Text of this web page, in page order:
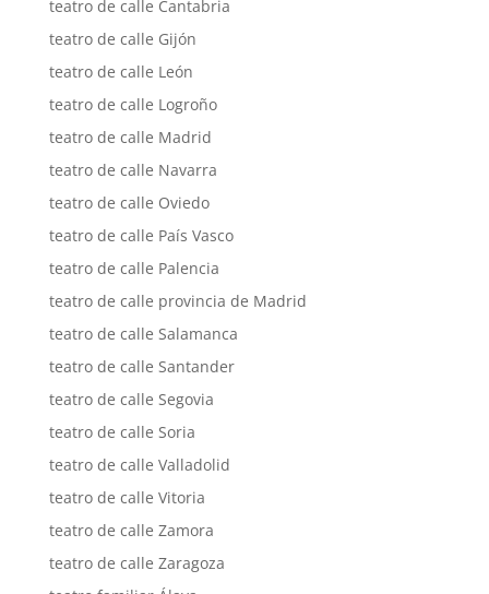
teatro de calle Cantabria
teatro de calle Gijón
teatro de calle León
teatro de calle Logroño
teatro de calle Madrid
teatro de calle Navarra
teatro de calle Oviedo
teatro de calle País Vasco
teatro de calle Palencia
teatro de calle provincia de Madrid
teatro de calle Salamanca
teatro de calle Santander
teatro de calle Segovia
teatro de calle Soria
teatro de calle Valladolid
teatro de calle Vitoria
teatro de calle Zamora
teatro de calle Zaragoza